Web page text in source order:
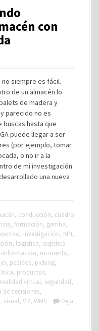
con
siempre es fácil.
de un almacén lo
de madera y
parecido no es
hasta que
puede llegar a ser
(por ejemplo, tomar
o no ir a la
de mi investigación
una nueva
, conducción, cuadro
, formación, gemba,
, investigación, KPI,
, logística, logística
información, momento,
, pedidos, picking,
, productos,
realidad virtual, seguridad,
de decisiones,
, visual, VR, WMS
Deja